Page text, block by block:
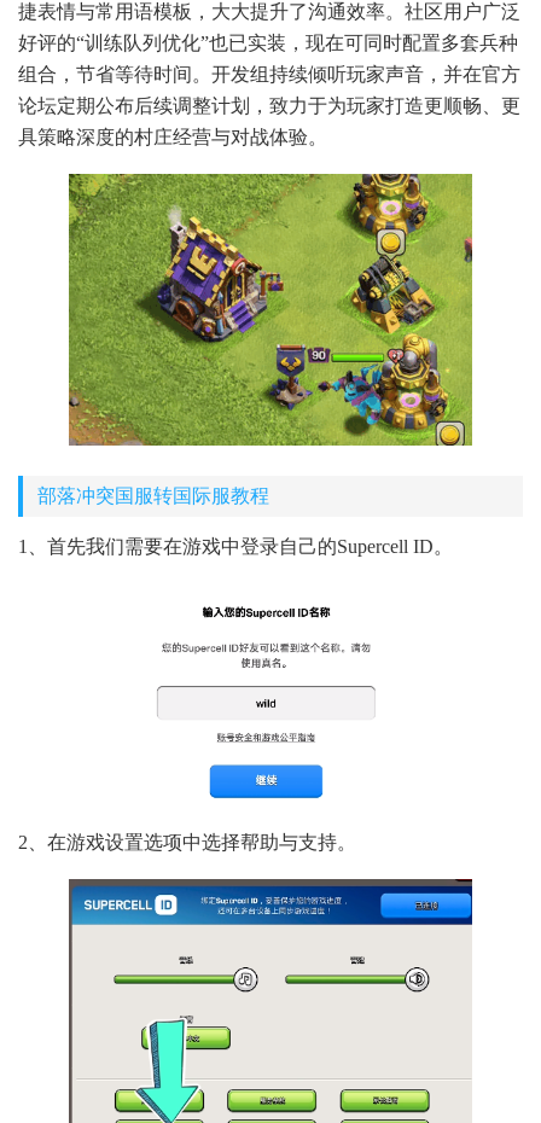
捷表情与常用语模板，大大提升了沟通效率。社区用户广泛
好评的“训练队列优化”也已实装，现在可同时配置多套兵种
组合，节省等待时间。开发组持续倾听玩家声音，并在官方
论坛定期公布后续调整计划，致力于为玩家打造更顺畅、更
具策略深度的村庄经营与对战体验。
部落冲突国服转国际服教程
1、首先我们需要在游戏中登录自己的Supercell ID。
2、在游戏设置选项中选择帮助与支持。